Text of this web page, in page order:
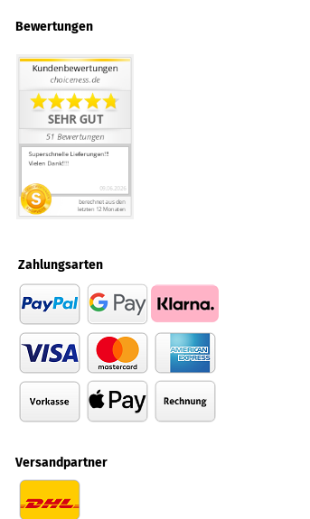
Bewertungen
Zahlungsarten
Versandpartner